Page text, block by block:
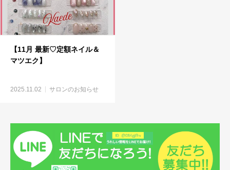
【11月 最新♡定額ネイル＆
マツエク】
2025.11.02 サロンのお知らせ